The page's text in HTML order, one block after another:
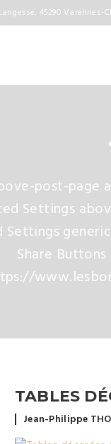
45290 Varennes-
post-page
Settings
Settings
Share
TABLES
Posted
by
Jean-Philippe